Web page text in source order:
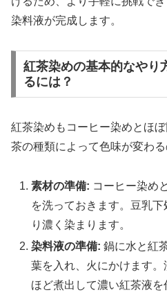
染料液が完成します。
紅茶染めの基本的なやり
るには？
紅茶染めもコーヒー染めとほ
茶の種類によって色味が変わる
素材の準備: コーヒー染め
を洗っておきます。豆乳
り濃く染まります。
染料液の準備: 鍋に水と紅
葉を入れ、火にかけます
ほど煮出して濃い紅茶液